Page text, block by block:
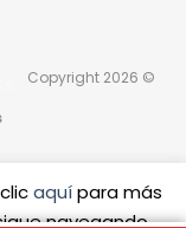
Copyright 2026 ©
aquípara más
navegando